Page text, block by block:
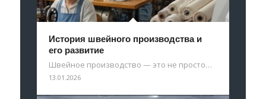
История швейного производства и
его развитие
Швейное производство — это не просто…
13.01.2026